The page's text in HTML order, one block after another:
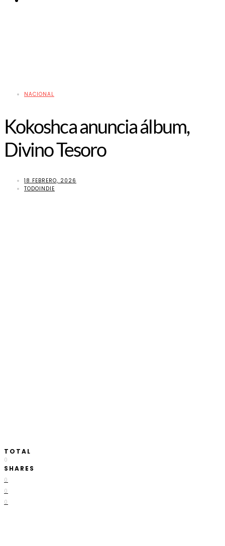
NACIONAL
Kokoshca anuncia álbum,
Divino Tesoro
18 FEBRERO, 2026
TODOINDIE
TOTAL
0
SHARES
0
0
0